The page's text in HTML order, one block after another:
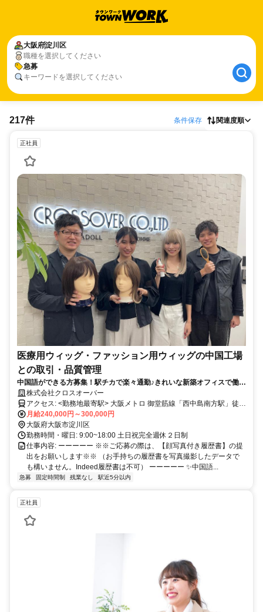
大阪府淀川区
職種を選択してください
急募
キーワードを選択してください
217件 条件保存 関連度順
正社員
医療用ウィッグ・ファッション用ウィッグの中国工場
との取引・品質管理
中国語ができる方募集！駅チカで楽々通勤♪きれいな新築オフィスで働く
チャンスです♪土日祝休み＆残業少なめ！ 大阪メトロ御堂筋線 西中島南
方駅から徒歩5分
株式会社クロスオーバー
アクセス: <勤務地最寄駅> 大阪メトロ 御堂筋線「西中島南方駅」徒歩
5分 阪急電鉄「南方駅」徒歩9分
月給240,000円～300,000円
大阪府大阪市淀川区
勤務時間・曜日: 9:00~18:00 土日祝完全週休２日制
仕事内容: ーーーーー ※※ご応募の際は、【顔写真付き履歴書】の提
出をお願いします※※ （お手持ちの履歴書を写真撮影したデータで
も構いません。Indeed履歴書は不可） ーーーーー ✨中国語...
急募 固定時間制 残業なし 駅近5分以内
正社員